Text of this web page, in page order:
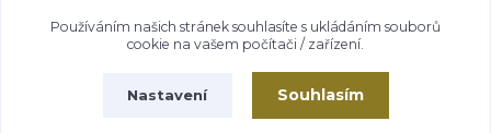
Používáním našich stránek souhlasíte s ukládáním souborů
cookie na vašem počítači / zařízení.
Nastavení Souhlasím